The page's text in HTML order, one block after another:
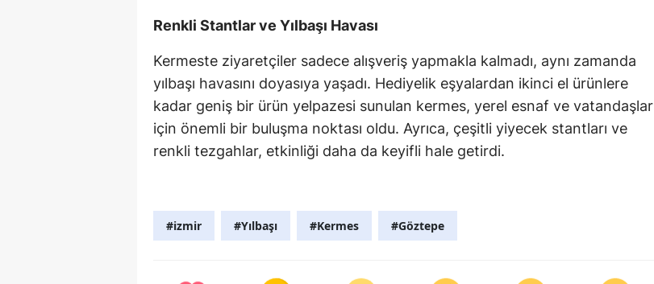
Renkli Stantlar ve Yılbaşı Havası
Kermeste ziyaretçiler sadece alışveriş yapmakla kalmadı, aynı zamanda
yılbaşı havasını doyasıya yaşadı. Hediyelik eşyalardan ikinci el ürünlere
kadar geniş bir ürün yelpazesi sunulan kermes, yerel esnaf ve vatandaşlar
için önemli bir buluşma noktası oldu. Ayrıca, çeşitli yiyecek stantları ve
renkli tezgahlar, etkinliği daha da keyifli hale getirdi.
#izmir #Yılbaşı #Kermes #Göztepe